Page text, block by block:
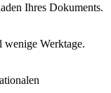
Ihres Dokuments.
wenige Werktage.